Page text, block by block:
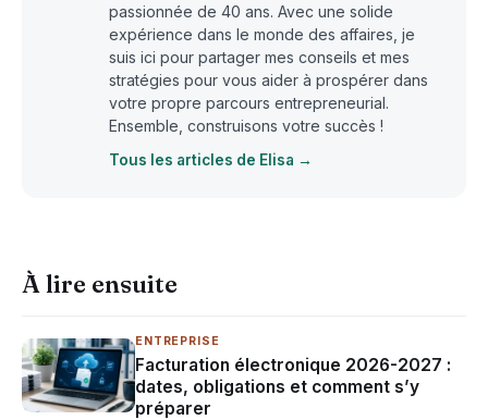
passionnée de 40 ans. Avec une solide
expérience dans le monde des affaires, je
suis ici pour partager mes conseils et mes
stratégies pour vous aider à prospérer dans
votre propre parcours entrepreneurial.
Ensemble, construisons votre succès !
Tous les articles de Elisa →
À lire ensuite
ENTREPRISE
Facturation électronique 2026-2027 :
dates, obligations et comment s’y
préparer